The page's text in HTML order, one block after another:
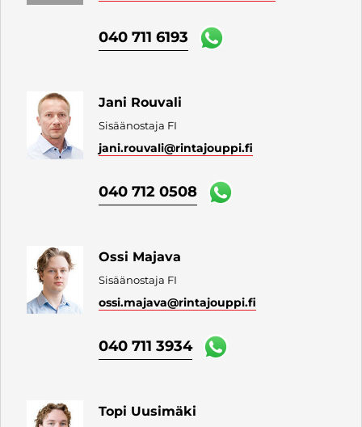
040 711 6193
Jani Rouvali
Sisäänostaja FI
jani.rouvali@rintajouppi.fi
040 712 0508
Ossi Majava
Sisäänostaja FI
ossi.majava@rintajouppi.fi
040 711 3934
Topi Uusimäki